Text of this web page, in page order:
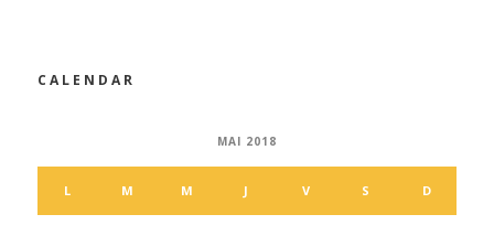
CALENDAR
MAI 2018
L M M J V S D